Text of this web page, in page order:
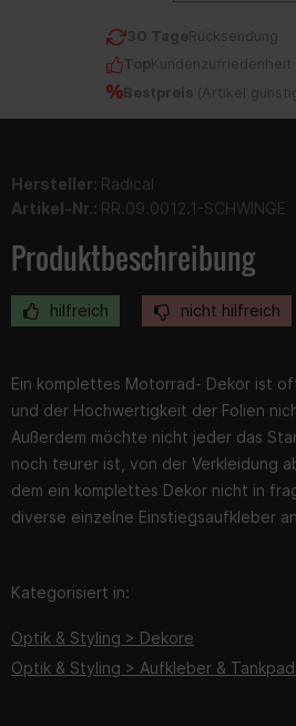
30 TageRücksendung
TopKundenzufriedenheit
Bestpreis ( Artikel
Hersteller: Radical
Artikel-Nr.: RR.09.0012.1-SCHWINGE
Produktbeschreibung
hilfreich nicht hilfreich
Ein komplettes Motorrad- Dekor ist
und der Hochwertigkeit der Folien
Außerdem möchte nicht jeder das
noch teurer ist, von der Verkleidung
dem ein komplettes Dekor nicht in
diverse einzelne Einstiegsaufkleber
Kategorisiert in:
Optik & Styling > Dekore
Optik & Styling > Aufkleber &